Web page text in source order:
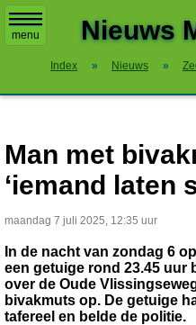
menu Nieuws
Index » Nieuws »
Man met
‘iemand laten
maandag 7 juli 2025, 12:35 uur
In de nacht van zondag 6
een getuige rond 23.45 uur
over de Oude
bivakmuts op. De getuige
tafereel en belde de politie.